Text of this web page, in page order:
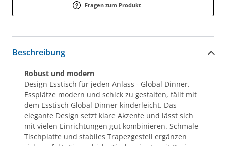
Fragen zum Produkt
Beschreibung
Robust und modern
Design Esstisch für jeden Anlass - Global Dinner.
Essplätze modern und schick zu gestalten, fällt mit
dem Esstisch Global Dinner kinderleicht. Das
elegante Design setzt klare Akzente und lässt sich
mit vielen Einrichtungen gut kombinieren. Schmale
Tischplatte und stabiles Trapezgestell ergänzen